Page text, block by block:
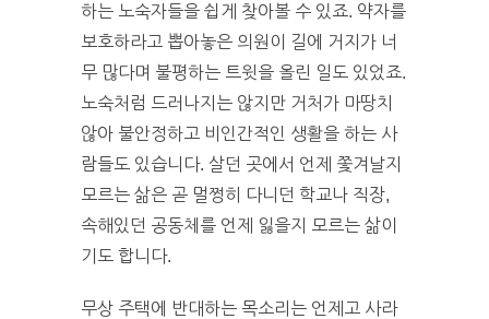
하는 노숙자들을 쉽게 찾아볼 수 있죠. 약자를
보호하라고 뽑아놓은 의원이 길에 거지가 너
무 많다며 불평하는 트윗을 올린 일도 있었죠.
노숙처럼 드러나지는 않지만 거처가 마땅치
않아 불안정하고 비인간적인 생활을 하는 사
람들도 있습니다. 살던 곳에서 언제 쫓겨날지
모르는 삶은 곧 멀쩡히 다니던 학교나 직장,
속해있던 공동체를 언제 잃을지 모르는 삶이
기도 합니다.
무상 주택에 반대하는 목소리는 언제고 사라